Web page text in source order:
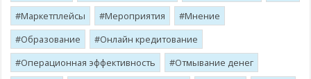
Маркетплейсы
Мероприятия
Мнение
Образование
Онлайн кредитование
Операционная эффективность
Отмывание денег